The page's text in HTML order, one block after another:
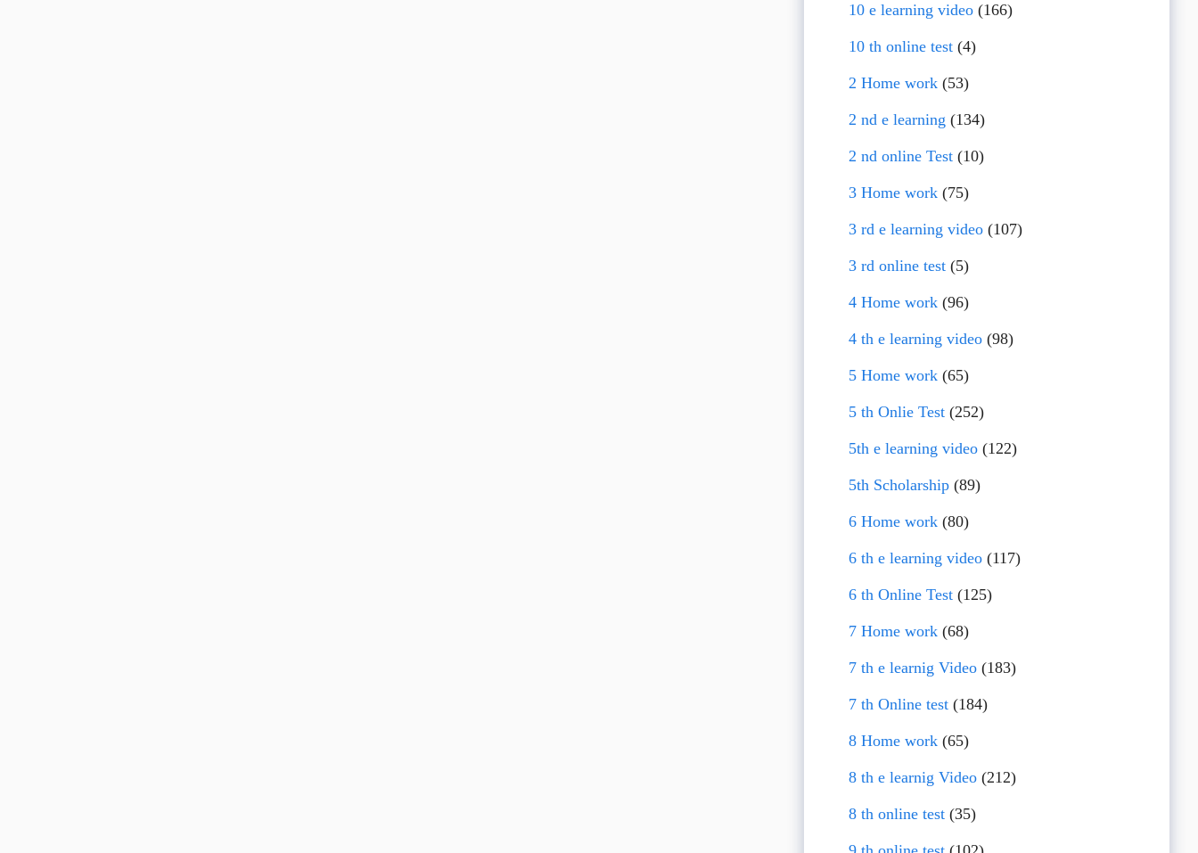
10 e learning video(166)
10 th online test(4)
2 Home work(53)
2 nd e learning (134)
2 nd online Test(10)
3 Home work(75)
3 rd e learning video(107)
3 rd online test(5)
4 Home work(96)
4 th e learning video(98)
5 Home work(65)
5 th Onlie Test(252)
5th e learning video(122)
5th Scholarship(89)
6 Home work(80)
6 th e learning video(117)
6 th Online Test(125)
7 Home work(68)
7 th e learnig Video(183)
7 th Online test(184)
8 Home work(65)
8 th e learnig Video(212)
8 th online test(35)